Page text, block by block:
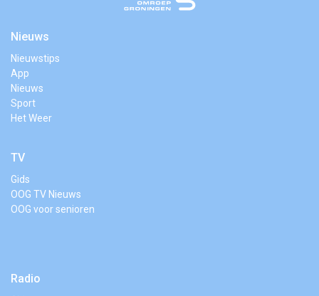
Nieuws
Nieuwstips
App
Nieuws
Sport
Het Weer
TV
Gids
OOG TV Nieuws
OOG voor senioren
Radio